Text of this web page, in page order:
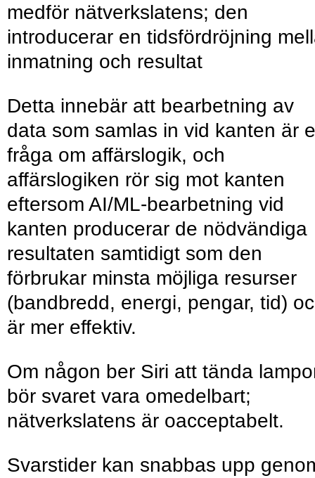
medför nätverkslatens; den
introducerar en tids­fördröjning
inmatning och resultat
Detta innebär att bearbetning av
data som samlas in vid kanten är
fråga om affärslogik, och
affärslogiken rör sig mot kanten
eftersom AI/ML-bearbetning vid
kanten producerar de nödvändiga
resultaten samtidigt som den
förbrukar minsta möjliga resurser
(bandbredd, energi, pengar, tid)
är mer effektiv.
Om någon ber Siri att tända
bör svaret vara omedelbart;
nätverkslatens är oacceptabelt.
Svarstider kan snabbas upp